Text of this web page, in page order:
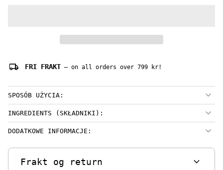
local_shipping FRI FRAKT — on all orders over 799 kr!
SPOSÓB UŻYCIA:
INGREDIENTS (SKŁADNIKI):
DODATKOWE INFORMACJE:
Frakt og return expand_more